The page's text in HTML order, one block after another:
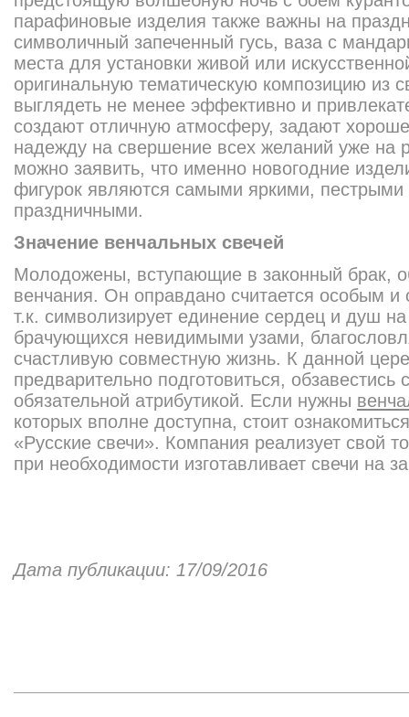
парафиновые изделия также важны на
символичный запеченный гусь, ваза с
места для установки живой или
оригинальную тематическую композицию из
выглядеть не менее эффективно и
создают отличную атмосферу, задают
надежду на свершение всех желаний уже на
можно заявить, что именно новогодние
фигурок являются самыми яркими,
праздничными.
Значение венчальных свечей
Молодожены, вступающие в законный брак,
венчания. Он оправдано считается особым и
т.к. символизирует единение сердец и душ
брачующихся невидимыми узами,
счастливую совместную жизнь. К данной
предварительно подготовиться, обзавестись
обязательной атрибутикой. Если нужны
которых вполне доступна, стоит
«Русские свечи». Компания реализует свой
при необходимости изготавливает свечи на
Дата публикации: 17/09/2016